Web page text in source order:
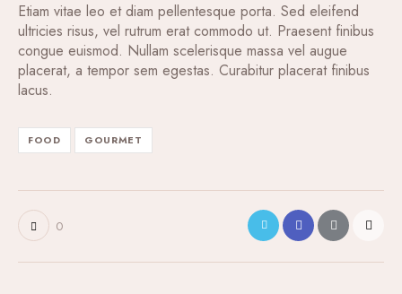
Etiam vitae leo et diam pellentesque porta. Sed eleifend
ultricies risus, vel rutrum erat commodo ut. Praesent finibus
congue euismod. Nullam scelerisque massa vel augue
placerat, a tempor sem egestas. Curabitur placerat finibus
lacus.
FOOD GOURMET
0